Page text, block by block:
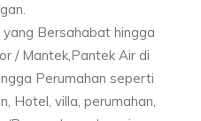
Bersahabat hingga
/ Mantek,Pantek Air di
Perumahan seperti
Hotel, villa, perumahan,